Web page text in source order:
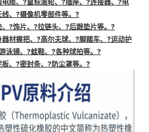
、?摄像机零部件等。?
、?饰片、?拉链头、?后跟垫片等。?
器材握把、?高尔夫球、?脚踏车、?运动护
泳镜、?蛙鞋、?各种球拍等。?
板、?密封条、?防尘罩等。?